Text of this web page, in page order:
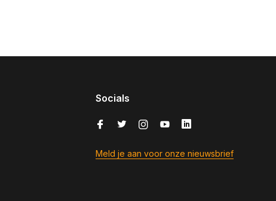
Socials
Meld je aan voor onze nieuwsbrief